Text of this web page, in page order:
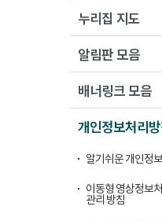
누리집 지도
알림판 모음
배너링크 모음
개인정보처리
알기쉬운 개인정
이동형 영상정보
관리 방침